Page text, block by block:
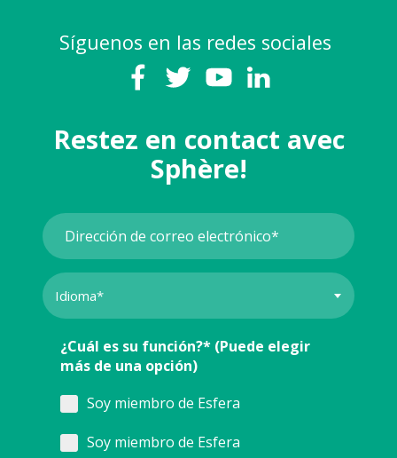
Síguenos en las redes sociales
Restez en contact avec
Sphère!
¿Cuál es su función?* (Puede elegir
más de una opción)
Soy miembro de Esfera
Soy miembro de Esfera